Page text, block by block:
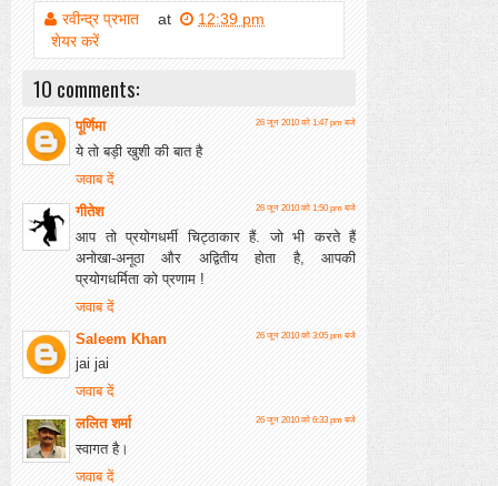
रवीन्द्र प्रभात
at
12:39 pm
शेयर करें
10 comments:
पूर्णिमा 26 जून 2010 को 1:47 pm बजे
ये तो बड़ी खुशी की बात है
जवाब दें
गीतेश
26 जून 2010 को 1:50 pm बजे
आप तो प्रयोगधर्मी चिट्ठाकार हैं. जो भी करते हैं
अनोखा-अनूठा और अद्वितीय होता है, आपकी
प्रयोगधर्मिता को प्रणाम !
जवाब दें
Saleem Khan
26 जून 2010 को 3:05 pm बजे
jai jai
जवाब दें
ललित शर्मा
26 जून 2010 को 6:33 pm बजे
स्वागत है।
जवाब दें